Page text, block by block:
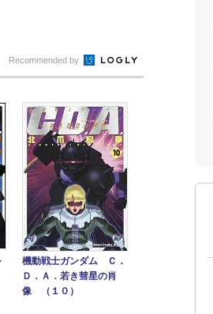
Recommended by
機動戦士ガンダム Ｃ．
Ｄ．Ａ．若き彗星の肖
像 （１０）